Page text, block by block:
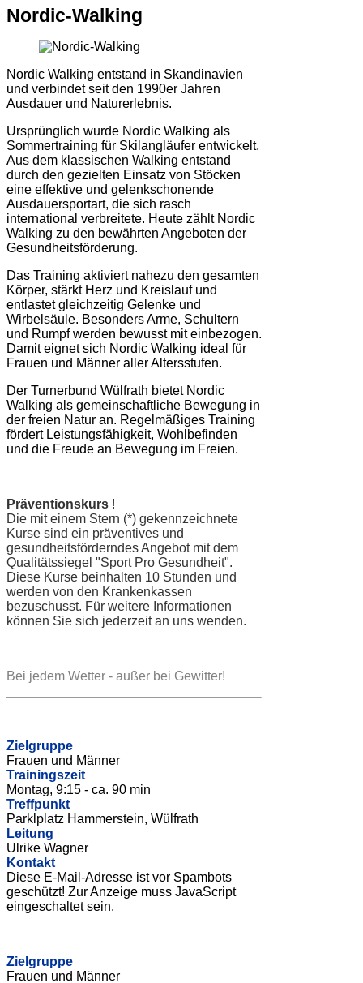
Nordic-Walking
Nordic Walking entstand in Skandinavien
und verbindet seit den 1990er Jahren
Ausdauer und Naturerlebnis.
Ursprünglich wurde Nordic Walking als
Sommertraining für Skilangläufer entwickelt.
Aus dem klassischen Walking entstand
durch den gezielten Einsatz von Stöcken
eine effektive und gelenkschonende
Ausdauersportart, die sich rasch
international verbreitete. Heute zählt Nordic
Walking zu den bewährten Angeboten der
Gesundheitsförderung.
Das Training aktiviert nahezu den gesamten
Körper, stärkt Herz und Kreislauf und
entlastet gleichzeitig Gelenke und
Wirbelsäule. Besonders Arme, Schultern
und Rumpf werden bewusst mit einbezogen.
Damit eignet sich Nordic Walking ideal für
Frauen und Männer aller Altersstufen.
Der Turnerbund Wülfrath bietet Nordic
Walking als gemeinschaftliche Bewegung in
der freien Natur an. Regelmäßiges Training
fördert Leistungsfähigkeit, Wohlbefinden
und die Freude an Bewegung im Freien.
Präventionskurs !
Die mit einem Stern (*) gekennzeichnete
Kurse sind ein präventives und
gesundheitsförderndes Angebot mit dem
Qualitätssiegel "Sport Pro Gesundheit".
Diese Kurse beinhalten 10 Stunden und
werden von den Krankenkassen
bezuschusst. Für weitere Informationen
können Sie sich jederzeit an uns wenden.
Bei jedem Wetter - außer bei Gewitter!
Zielgruppe
Frauen und Männer
Trainingszeit
Montag, 9:15 - ca. 90 min
Treffpunkt
Parklplatz Hammerstein, Wülfrath
Leitung
Ulrike Wagner
Kontakt
Diese E-Mail-Adresse ist vor Spambots
geschützt! Zur Anzeige muss JavaScript
eingeschaltet sein.
Zielgruppe
Frauen und Männer